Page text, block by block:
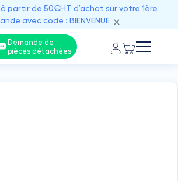
partir de 50€HT d’achat sur votre 1ère
avec code : BIENVENUE
Demande de
pièces détachées